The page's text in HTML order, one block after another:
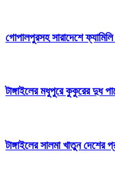
গোপালপুরসহ সারাদেশে
টাঙ্গাইলের মধুপুরে কুকুরের দুধ
টাঙ্গাইলের সালমা খাতুন দেশের